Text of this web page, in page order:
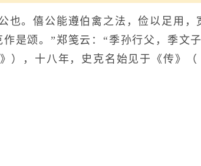
。僖公能遵伯禽之法，俭以足用，
是颂。”郑笺云：“季孙行父，季文
），十八年，史克名始见于《传》